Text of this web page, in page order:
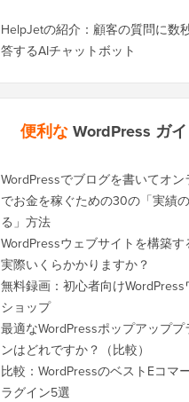
HelpJetの紹介：顧客の質問に数
答するAIチャットボット
便利なWordPress ガ
WordPressでブログを書いてオン
でお金を稼ぐための30の「実績
る」方法
WordPressウェブサイトを構築す
実際いくらかかりますか？
無料録画：初心者向けWordPress
ショップ
最適なWordPressポップアッププ
ンはどれですか？（比較）
比較：WordPressのベストEコマ
ラグイン5選